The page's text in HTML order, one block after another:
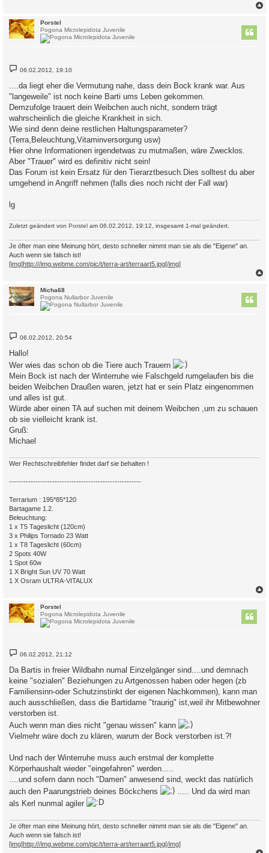
Porstel
Pogona Microlepidota Juvenile
B
e
t
r
g
06.02.2012, 19:10
....da liegt eher die Vermutung nahe, dass dein Bock krank war. Aus
"langeweile" ist noch keine Barti ums Leben gekommen.
Demzufolge trauert dein Weibchen auch nicht, sondern trägt
wahrscheinlich die gleiche Krankheit in sich.
Wie sind denn deine restlichen Haltungsparameter?
(Terra,Beleuchtung,Vitaminversorgung usw)
Hier ohne Informationen irgendetwas zu mutmaßen, wäre Zwecklos.
Aber "Trauer" wird es definitiv nicht sein!
Das Forum ist kein Ersatz für den Tierarztbesuch.Dies solltest du aber
umgehend in Angriff nehmen (falls dies noch nicht der Fall war)
lg
Zuletzt geändert von Porstel am 06.02.2012, 19:12, insgesamt 1-mal geändert.
Je öfter man eine Meinung hört, desto schneller nimmt man sie als die "Eigene" an.
Auch wenn sie falsch ist!
[img]http:///img.webme.com/pic/t/terra-art/terraart5.jpg[/img]
Micha68
Pogona Nullarbor Juvenile
B
e
i
t
r
g
06.02.2012, 20:54
Hallo!
Wer wies das schon ob die Tiere auch Trauern
Mein Bock ist nach der Winterruhe wie Falschgeld rumgelaufen bis die
beiden Weibchen Draußen waren, jetzt hat er sein Platz eingenommen
und alles ist gut.
Würde aber einen TA auf suchen mit deinem Weibchen ,um zu schauen
ob sie vielleicht krank ist.
Gruß:
Michael
Wer Rechtschreibfehler findet darf sie behalten !
-------------------------------------------------------
Terrarium : 195*85*120
Bartagame 1.2.
Beleuchtung:
1 x T5 Tageslicht (120cm)
3 x Philips Tornado 23 Watt
1 x T8 Tageslicht (60cm)
2 Spots 40W
1 Spot 60w
1 X Bright Sun UV 70 Watt
1 X Osram ULTRA-VITALUX
Porstel
Pogona Microlepidota Juvenile
B
t
r
g
06.02.2012, 21:12
Da Bartis in freier Wildbahn numal Einzelgänger sind....und demnach
keine "sozialen" Beziehungen zu Artgenossen haben oder hegen (zb
Familiensinn-oder Schutzinstinkt der eigenen Nachkommen), kann man
auch ausschließen, dass die Bartidame "traurig" ist,weil ihr Mitbewohner
verstorben ist.
Auch wenn man dies nicht "genau wissen" kann
Vielmehr wäre doch zu klären, warum der Bock verstorben ist.?!
Und nach der Winterruhe muss auch erstmal der komplette
Körperhaushalt wieder "eingefahren" werden.....
....und sofern dann noch "Damen" anwesend sind, weckt das natürlich
auch den Paarungstrieb deines Böckchens
..... Und da wird man
als Kerl nunmal agiler
Je öfter man eine Meinung hört, desto schneller nimmt man sie als die "Eigene" an.
Auch wenn sie falsch ist!
[img]http:///img.webme.com/pic/t/terra-art/terraart5.jpg[/img]